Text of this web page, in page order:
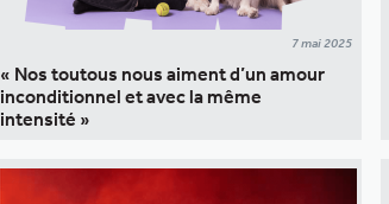
7 mai 2025
« Nos toutous nous aiment d’un amour
inconditionnel et avec la même
intensité »